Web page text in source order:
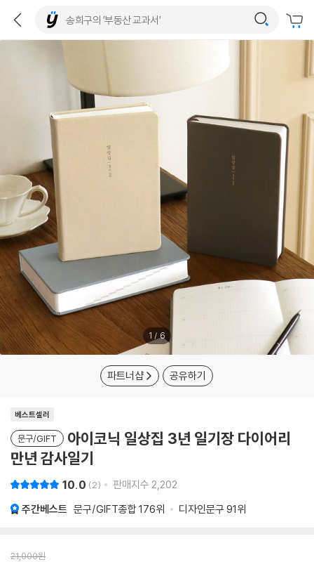
1 /6
파트너샵 공유하기
베스트셀러
문구/GIFT
아이코닉 일상집 3년 일기장 다이어리
만년 감사일기
10.0 2 판매지수 2,202
주간베스트 문구/GIFT종합 176위 디자인문구 91위
21,000원